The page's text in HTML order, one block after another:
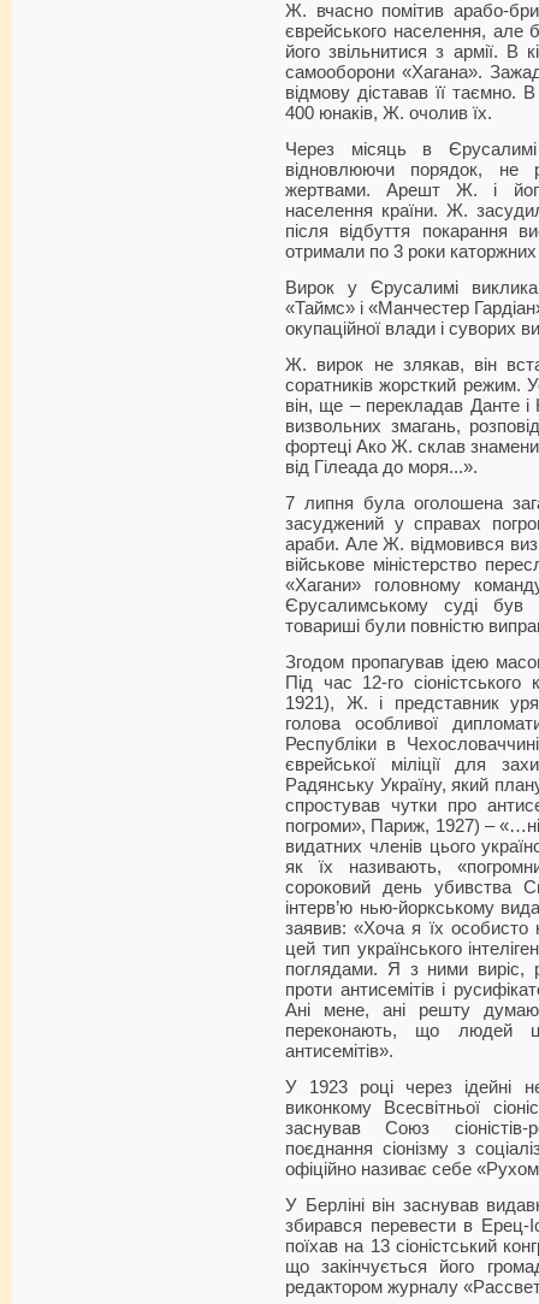
Ж. вчасно помітив арабо-
єврейського населення, але
його звільнитися з армії. В
самооборони «Хагана».
відмову діставав її таємно.
400 юнаків, Ж. очолив їх.
Через місяць в
відновлюючи порядок, не
жертвами. Арешт Ж. і
населення країни. Ж.
після відбуття покарання
отримали по 3 роки каторжних
Вирок у Єрусалимі
«Таймс» і «Манчестер
окупаційної влади і суворих
Ж. вирок не злякав, він
соратників жорсткий режим.
він, ще – перекладав Данте і
визвольних змагань,
фортеці Ако Ж. склав
від Гілеада до моря...».
7 липня була оголошена
засуджений у справах
араби. Але Ж. відмовився
військове міністерство
«Хагани» головному
Єрусалимському суді
товариші були повністю
Згодом пропагував ідею
Під час 12-го
1921), Ж. і представник
голова особливої
Республіки в
єврейської міліції для
Радянську Україну, який
спростував чутки про
погроми», Париж, 1927) –
видатних членів цього
як їх називають,
сороковий день
інтерв’ю нью-йоркському
заявив: «Хоча я їх
цей тип українського
поглядами. Я з ними виріс,
проти антисемітів і
Ані мене, ані решту
переконають, що людей
антисемітів».
У 1923 році через ідейні
виконкому Всесвітньої
заснував Союз сіоністів-
поєднання сіонізму з
офіційно називає себе
У Берліні він заснував
збирався перевести в Ерец-
поїхав на 13 сіоністський
що закінчується його
редактором журналу